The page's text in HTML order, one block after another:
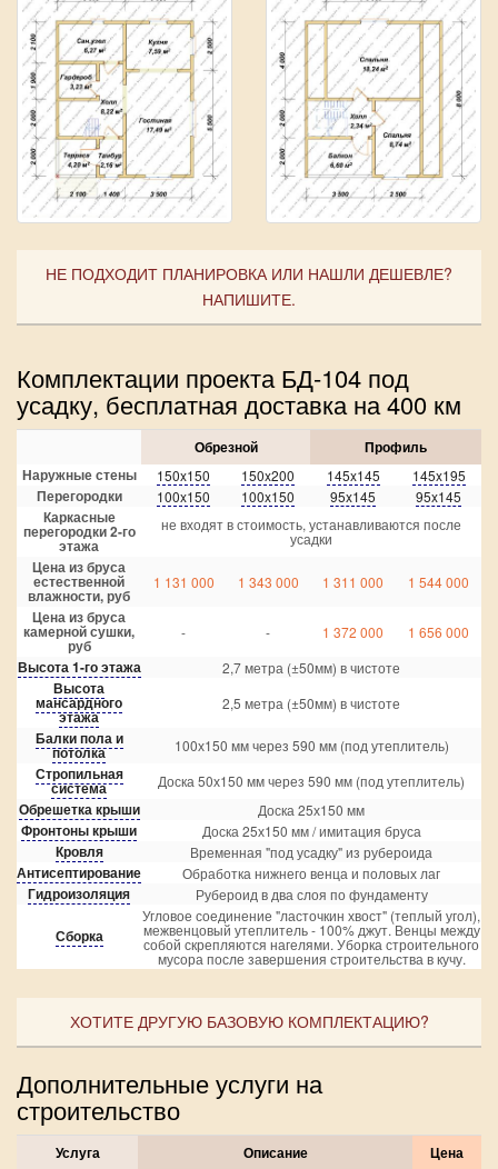
НЕ ПОДХОДИТ ПЛАНИРОВКА ИЛИ НАШЛИ ДЕШЕВЛЕ?
НАПИШИТЕ.
Комплектации проекта БД-104 под
усадку, бесплатная доставка на 400 км
Обрезной
Профиль
Наружные стены
150x150 150x200 145x145 145x195
Перегородки 100x150 100x150 95x145 95x145
Каркасные
перегородки 2-го
этажа
не входят в стоимость, устанавливаются после
усадки
Цена из бруса
естественной
влажности, руб
1 131 000 1 343 000 1 311 000 1 544 000
Цена из бруса
камерной сушки,
руб
- - 1 372 000 1 656 000
Высота 1-го этажа 2,7 метра (±50мм) в чистоте
Высота
мансардного
этажа
2,5 метра (±50мм) в чистоте
Балки пола и
потолка 100х150 мм через 590 мм (под утеплитель)
Стропильная
система Доска 50х150 мм через 590 мм (под утеплитель)
Обрешетка крыши Доска 25х150 мм
Фронтоны крыши Доска 25х150 мм / имитация бруса
Кровля Временная "под усадку" из рубероида
Антисептирование Обработка нижнего венца и половых лаг
Гидроизоляция Рубероид в два слоя по фундаменту
Сборка
Угловое соединение "ласточкин хвост" (теплый угол),
межвенцовый утеплитель - 100% джут. Венцы между
собой скрепляются нагелями. Уборка строительного
мусора после завершения строительства в кучу.
ХОТИТЕ ДРУГУЮ БАЗОВУЮ КОМПЛЕКТАЦИЮ?
Дополнительные услуги на
строительство
Услуга Описание Цена